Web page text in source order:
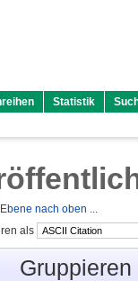
Statistik
nach oben ...
als